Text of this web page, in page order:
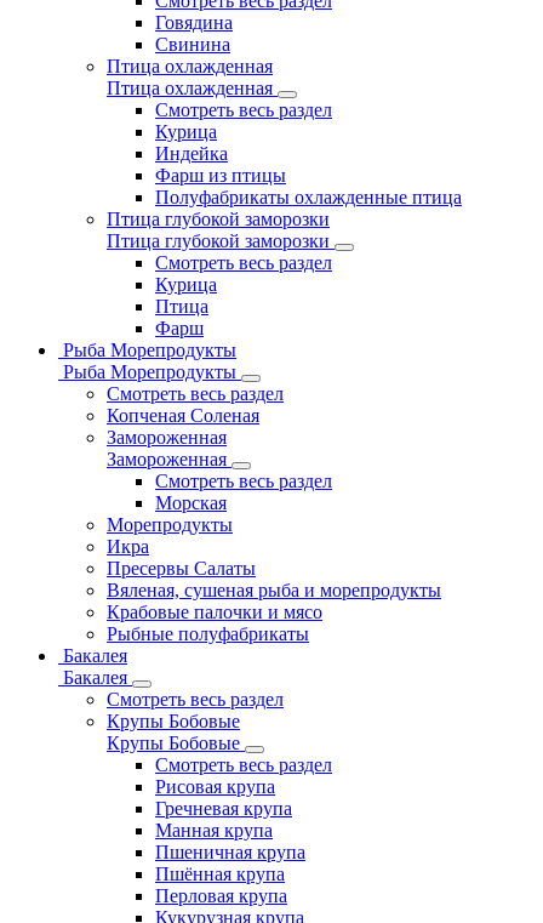
Говядина
Свинина
Птица охлажденная
Птица охлажденная
Смотреть весь раздел
Курица
Индейка
Фарш из птицы
Полуфабрикаты охлажденные птица
Птица глубокой заморозки
Птица глубокой заморозки
Смотреть весь раздел
Курица
Птица
Фарш
Рыба Морепродукты
Рыба Морепродукты
Смотреть весь раздел
Копченая Соленая
Замороженная
Замороженная
Смотреть весь раздел
Морская
Морепродукты
Икра
Пресервы Салаты
Вяленая, сушеная рыба и морепродукты
Крабовые палочки и мясо
Рыбные полуфабрикаты
Бакалея
Бакалея
Смотреть весь раздел
Крупы Бобовые
Крупы Бобовые
Смотреть весь раздел
Рисовая крупа
Гречневая крупа
Манная крупа
Пшеничная крупа
Пшённая крупа
Перловая крупа
Кукурузная крупа